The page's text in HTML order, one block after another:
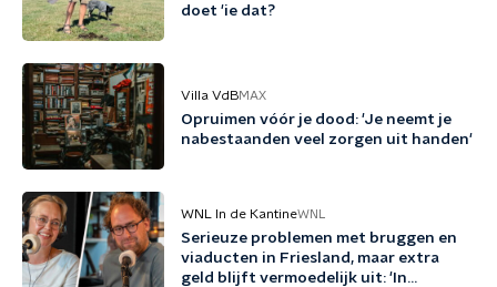
doet 'ie dat?
Villa VdBMAX
Opruimen vóór je dood: 'Je neemt je
nabestaanden veel zorgen uit handen'
WNL In de KantineWNL
Serieuze problemen met bruggen en
viaducten in Friesland, maar extra
geld blijft vermoedelijk uit: 'In